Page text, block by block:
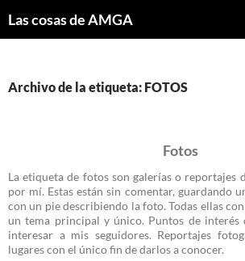
Las cosas de AMGA
Archivo de la etiqueta: FOTOS
Fotos
La etiqueta de fotos son galerías o reportajes
por mí. Estas están sin comentar, guardando
con un pie describiendo la foto. Todas ellas
un tema principal y único. Puntos de interés
interesar a mis seguidores. Reportajes
lugares con el único fin de darlos a conocer.